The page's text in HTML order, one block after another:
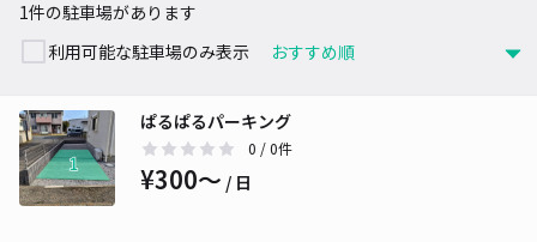
1件の駐車場があります
利用可能な駐車場のみ表示
ぱるぱるパーキング
0 / 0件
¥300〜 / 日